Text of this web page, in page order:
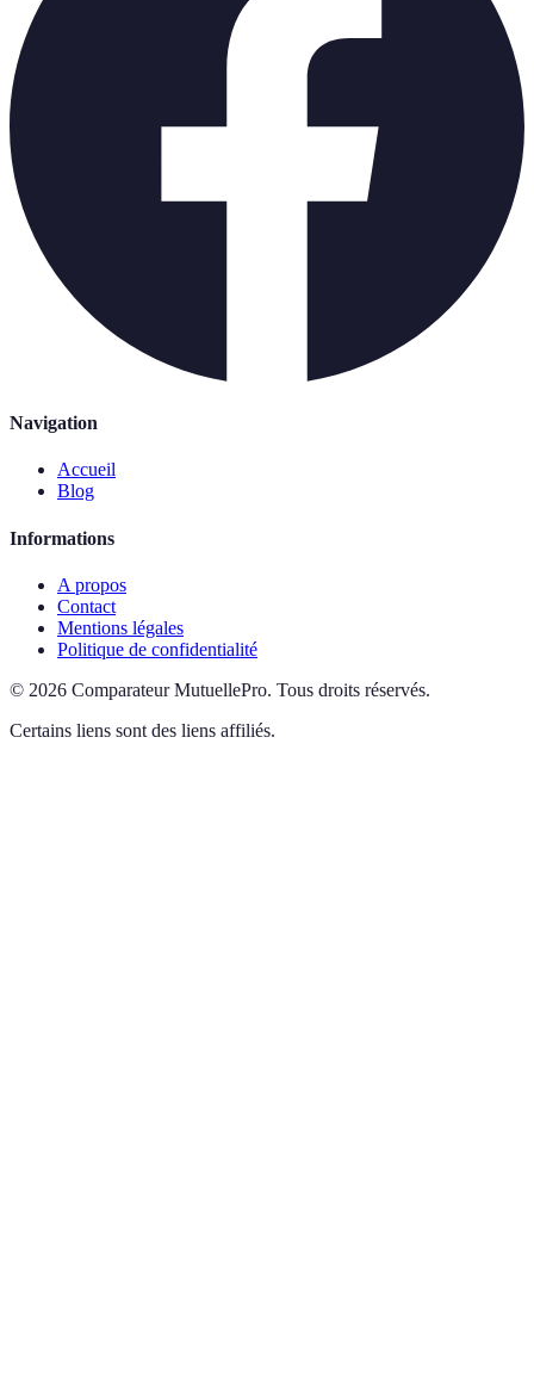
Navigation
Accueil
Blog
Informations
A propos
Contact
Mentions légales
Politique de confidentialité
© 2026 Comparateur MutuellePro. Tous droits réservés.
Certains liens sont des liens affiliés.